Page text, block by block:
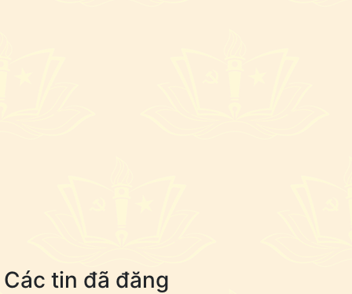
Các tin đã đăng